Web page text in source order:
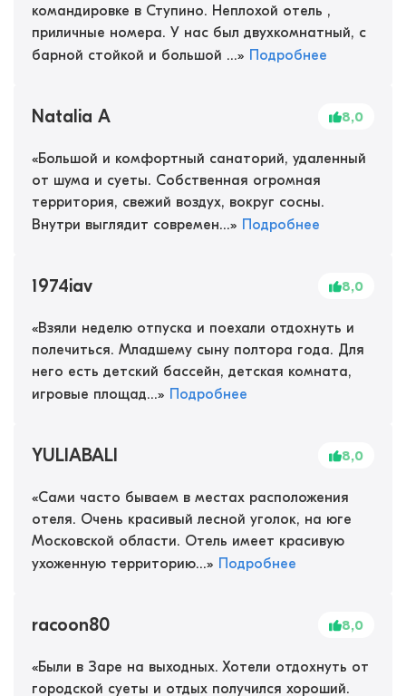
командировке в Ступино. Неплохой отель ,
приличные номера. У нас был двухкомнатный, с
барной стойкой и большой ...» Подробнее
Natalia A 8,0
«Большой и комфортный санаторий, удаленный
от шума и суеты. Собственная огромная
территория, свежий воздух, вокруг сосны.
Внутри выглядит современ...» Подробнее
1974iav 8,0
«Взяли неделю отпуска и поехали отдохнуть и
полечиться. Младшему сыну полтора года. Для
него есть детский бассейн, детская комната,
игровые площад...» Подробнее
YULIABALI 8,0
«Сами часто бываем в местах расположения
отеля. Очень красивый лесной уголок, на юге
Московской области. Отель имеет красивую
ухоженную территорию...» Подробнее
racoon80 8,0
«Были в Заре на выходных. Хотели отдохнуть от
городской суеты и отдых получился хороший.